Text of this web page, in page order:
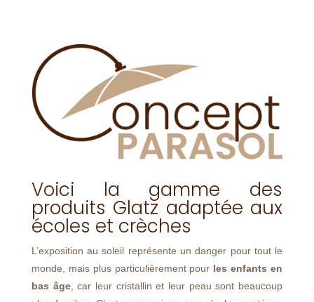
Voici la gamme des
produits Glatz adaptée aux
écoles et crèches
L’exposition au soleil représente un danger pour tout le
monde, mais plus particulièrement pour les enfants en
bas âge, car leur cristallin et leur peau sont beaucoup